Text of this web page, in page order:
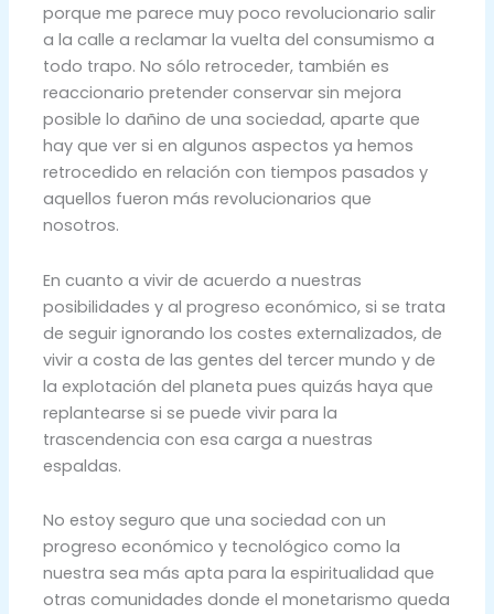
porque me parece muy poco revolucionario salir
a la calle a reclamar la vuelta del consumismo a
todo trapo. No sólo retroceder, también es
reaccionario pretender conservar sin mejora
posible lo dañino de una sociedad, aparte que
hay que ver si en algunos aspectos ya hemos
retrocedido en relación con tiempos pasados y
aquellos fueron más revolucionarios que
nosotros.
En cuanto a vivir de acuerdo a nuestras
posibilidades y al progreso económico, si se trata
de seguir ignorando los costes externalizados, de
vivir a costa de las gentes del tercer mundo y de
la explotación del planeta pues quizás haya que
replantearse si se puede vivir para la
trascendencia con esa carga a nuestras
espaldas.
No estoy seguro que una sociedad con un
progreso económico y tecnológico como la
nuestra sea más apta para la espiritualidad que
otras comunidades donde el monetarismo queda